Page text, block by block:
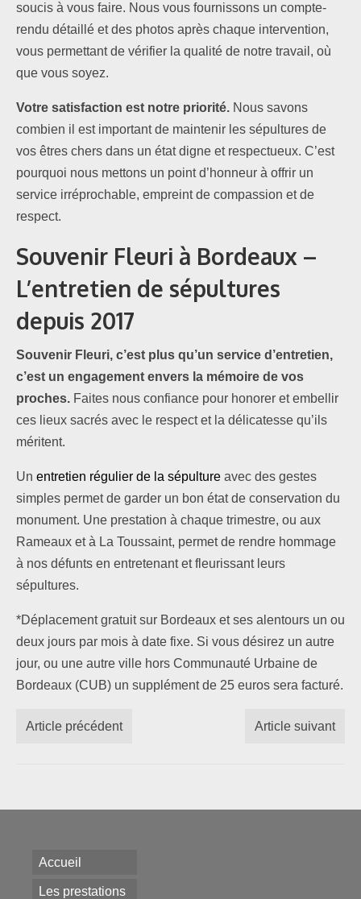
soucis à vous faire. Nous vous fournissons un compte-
rendu détaillé et des photos après chaque intervention,
vous permettant de vérifier la qualité de notre travail, où
que vous soyez.
Votre satisfaction est notre priorité. Nous savons
combien il est important de maintenir les sépultures de
vos êtres chers dans un état digne et respectueux. C’est
pourquoi nous mettons un point d’honneur à offrir un
service irréprochable, empreint de compassion et de
respect.
Souvenir Fleuri à Bordeaux –
L’entretien de sépultures
depuis 2017
Souvenir Fleuri, c’est plus qu’un service d’entretien,
c’est un engagement envers la mémoire de vos
proches. Faites nous confiance pour honorer et embellir
ces lieux sacrés avec le respect et la délicatesse qu’ils
méritent.
Un entretien régulier de la sépulture avec des gestes
simples permet de garder un bon état de conservation du
monument. Une prestation à chaque trimestre, ou aux
Rameaux et à La Toussaint, permet de rendre hommage
à nos défunts en entretenant et fleurissant leurs
sépultures.
*Déplacement gratuit sur Bordeaux et ses alentours un ou
deux jours par mois à date fixe. Si vous désirez un autre
jour, ou une autre ville hors Communauté Urbaine de
Bordeaux (CUB) un supplément de 25 euros sera facturé.
Article précédent Article suivant
Accueil
Les prestations